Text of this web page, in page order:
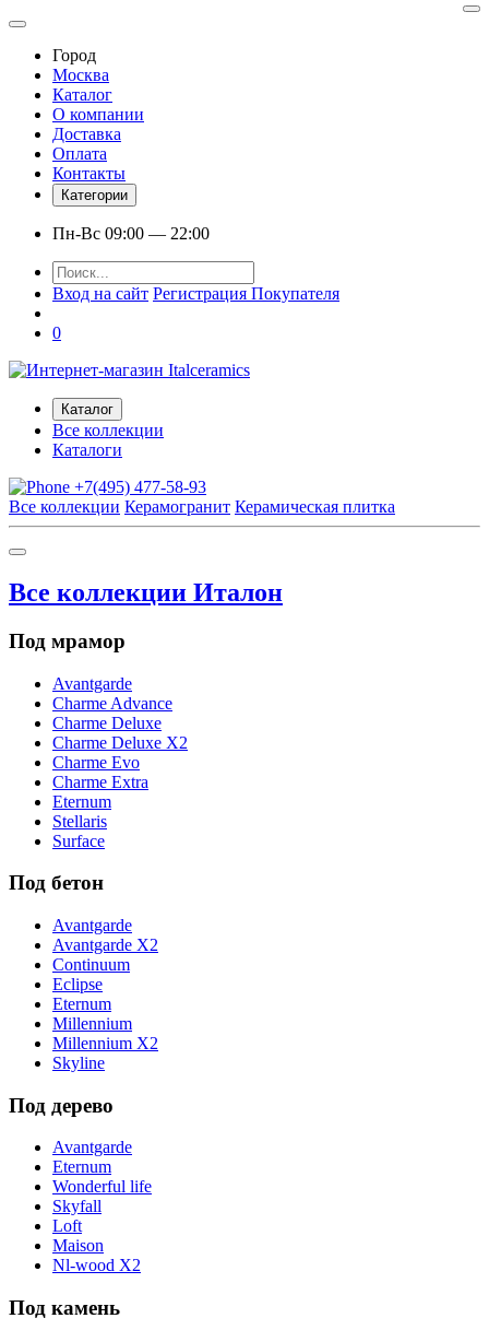
Город
Москва
Каталог
О компании
Доставка
Оплата
Контакты
Категории
Пн-Вс 09:00 — 22:00
Вход на сайт Регистрация Покупателя
0
Каталог
Все коллекции
Каталоги
+7(495) 477-58-93
Все коллекции Керамогранит Керамическая плитка
Все коллекции Италон
Под мрамор
Avantgarde
Charme Advance
Charme Deluxe
Charme Deluxe X2
Charme Evo
Charme Extra
Eternum
Stellaris
Surface
Под бетон
Avantgarde
Avantgarde X2
Continuum
Eclipse
Eternum
Millennium
Millennium X2
Skyline
Под дерево
Avantgarde
Eternum
Wonderful life
Skyfall
Loft
Maison
Nl-wood X2
Под камень